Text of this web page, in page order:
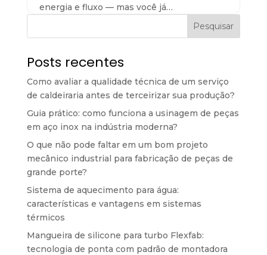
energia e fluxo — mas você já…
Pesquisar
Posts recentes
Como avaliar a qualidade técnica de um serviço
de caldeiraria antes de terceirizar sua produção?
Guia prático: como funciona a usinagem de peças
em aço inox na indústria moderna?
O que não pode faltar em um bom projeto
mecânico industrial para fabricação de peças de
grande porte?
Sistema de aquecimento para água:
características e vantagens em sistemas
térmicos
Mangueira de silicone para turbo Flexfab:
tecnologia de ponta com padrão de montadora